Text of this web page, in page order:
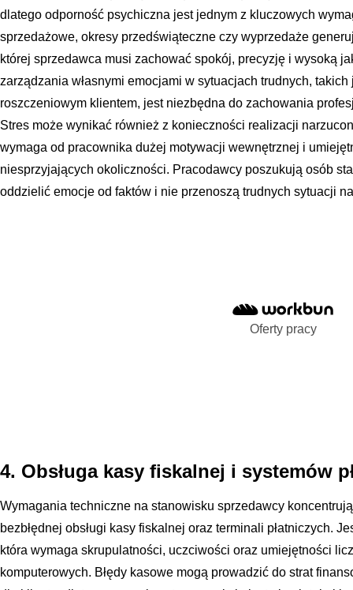
dlatego odporność psychiczna jest jednym z kluczowych
sprzedażowe, okresy przedświąteczne czy wyprzedaże
której sprzedawca musi zachować spokój, precyzję i wysoką
zarządzania własnymi emocjami w sytuacjach trudnych,
roszczeniowym klientem, jest niezbędna do zachowania
Stres może wynikać również z konieczności realizacji
wymaga od pracownika dużej motywacji wewnętrznej i
niesprzyjających okoliczności. Pracodawcy poszukują osób
oddzielić emocje od faktów i nie przenoszą trudnych sytuacji
Oferty pracy
4. Obsługa kasy fiskalnej i systemów
Wymagania techniczne na stanowisku sprzedawcy
bezbłędnej obsługi kasy fiskalnej oraz terminali płatniczych.
która wymaga skrupulatności, uczciwości oraz umiejętności
komputerowych. Błędy kasowe mogą prowadzić do strat